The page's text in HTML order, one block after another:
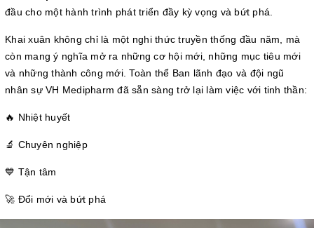
đầu cho một hành trình phát triển đầy kỳ vọng và bứt phá.
Khai xuân không chỉ là một nghi thức truyền thống đầu năm, mà
còn mang ý nghĩa mở ra những cơ hội mới, những mục tiêu mới
và những thành công mới. Toàn thể Ban lãnh đạo và đội ngũ
nhân sự VH Medipharm đã sẵn sàng trở lại làm việc với tinh thần:
🔥 Nhiệt huyết
🔬 Chuyên nghiệp
💙 Tận tâm
🚀 Đổi mới và bứt phá